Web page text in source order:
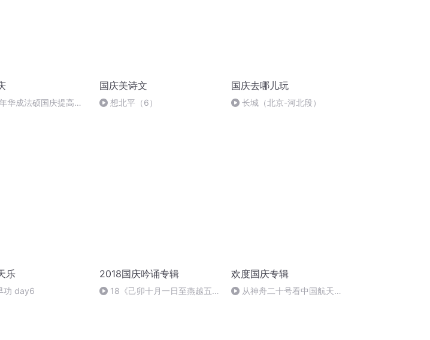
华成法硕国庆提高班
国庆美诗文
想北平（6）
国庆去哪儿玩
长城（北京-河北段）
乐
功 day6
2018国庆吟诵专辑
18《己卯十月一日至燕越五
欢度国庆专辑
从神舟二十号看中国航天